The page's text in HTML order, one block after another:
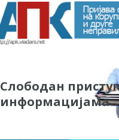
Слободан
информацијама